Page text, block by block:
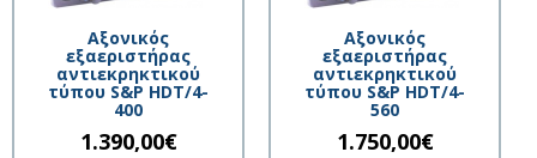
Aξονικός
εξαεριστήρας
αντιεκρηκτικού
τύπου S&P HDT/4-
400
1.390,00€
Aξονικός
εξαεριστήρας
αντιεκρηκτικού
τύπου S&P HDT/4-
560
1.750,00€